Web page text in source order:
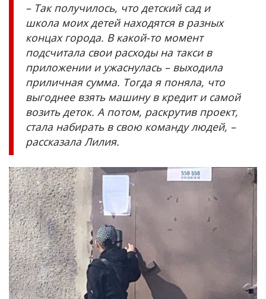
– Так получилось, что детский сад и
школа моих детей находятся в разных
концах города. В какой-то момент
подсчитала свои расходы на такси в
приложении и ужаснулась – выходила
приличная сумма. Тогда я поняла, что
выгоднее взять машину в кредит и самой
возить деток. А потом, раскрутив проект,
стала набирать в свою команду людей, –
рассказала Лилия.